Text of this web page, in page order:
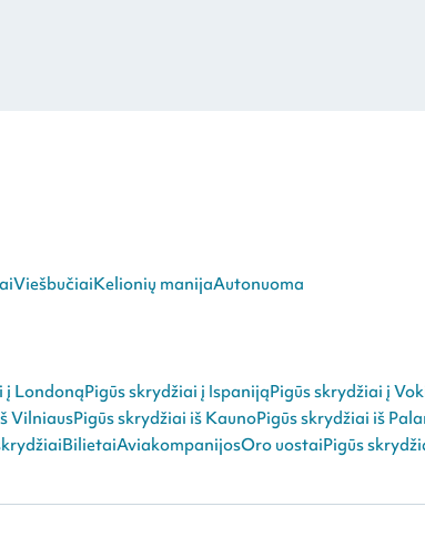
ViešbučiaiKelionių manijaAutonuoma
į LondonąPigūs skrydžiai į IspanijąPigūs skrydžiai į
VilniausPigūs skrydžiai iš KaunoPigūs skrydžiai iš
BilietaiAviakompanijosOro uostaiPigūs